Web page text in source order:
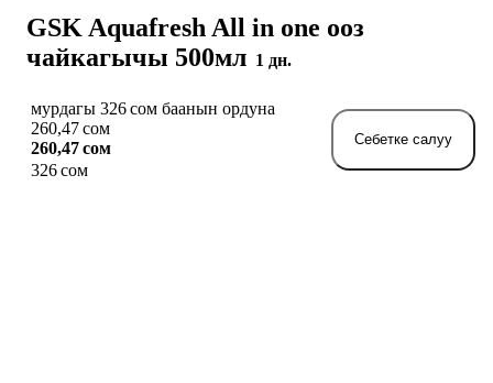
GSK Aquafresh All in one ооз
чайкагычы 500мл 1 дн.
мурдагы 326 сом баанын ордуна
260,47 сом
260,47 сом
326 сом
Себетке салуу